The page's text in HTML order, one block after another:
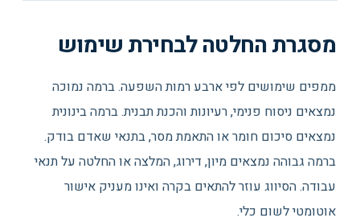
מסגרת החלטה לבחירת שימוש
ממפים שימושים לפי ארבע רמות השפעה. ברמה נמוכה
נמצאים ניסוח פנימי, רעיונות והכנת תבנית. ברמה בינונית
נמצאים סיכום חומר או התאמת מסר, בתנאי שאדם בודק.
ברמה גבוהה נמצאים מיון, דירוג, המלצה או החלטה על תנאי
עבודה. הסיווג עוזר להתאים בקרה ואינו מעניק אישור
אוטומטי לשום כלי.